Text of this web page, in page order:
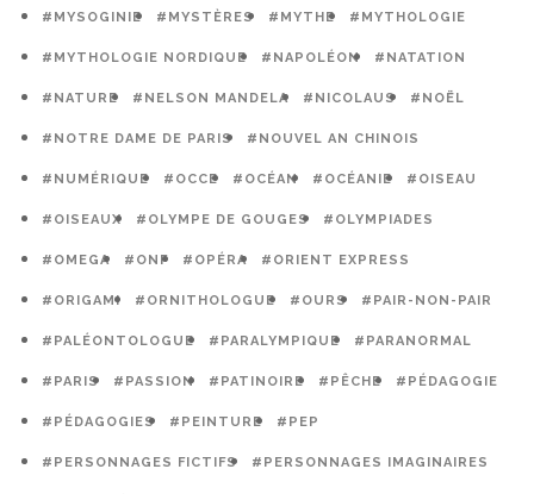
#MYSOGINIE #MYSTÈRES #MYTHE #MYTHOLOGIE
#MYTHOLOGIE NORDIQUE #NAPOLÉON #NATATION
#NATURE #NELSON MANDELA #NICOLAUS #NOËL
#NOTRE DAME DE PARIS #NOUVEL AN CHINOIS
#NUMÉRIQUE #OCCE #OCÉAN #OCÉANIE #OISEAU
#OISEAUX #OLYMPE DE GOUGES #OLYMPIADES
#OMEGA #ONF #OPÉRA #ORIENT EXPRESS
#ORIGAMI #ORNITHOLOGUE #OURS #PAIR-NON-PAIR
#PALÉONTOLOGUE #PARALYMPIQUE #PARANORMAL
#PARIS #PASSION #PATINOIRE #PÊCHE #PÉDAGOGIE
#PÉDAGOGIES #PEINTURE #PEP
#PERSONNAGES FICTIFS #PERSONNAGES IMAGINAIRES